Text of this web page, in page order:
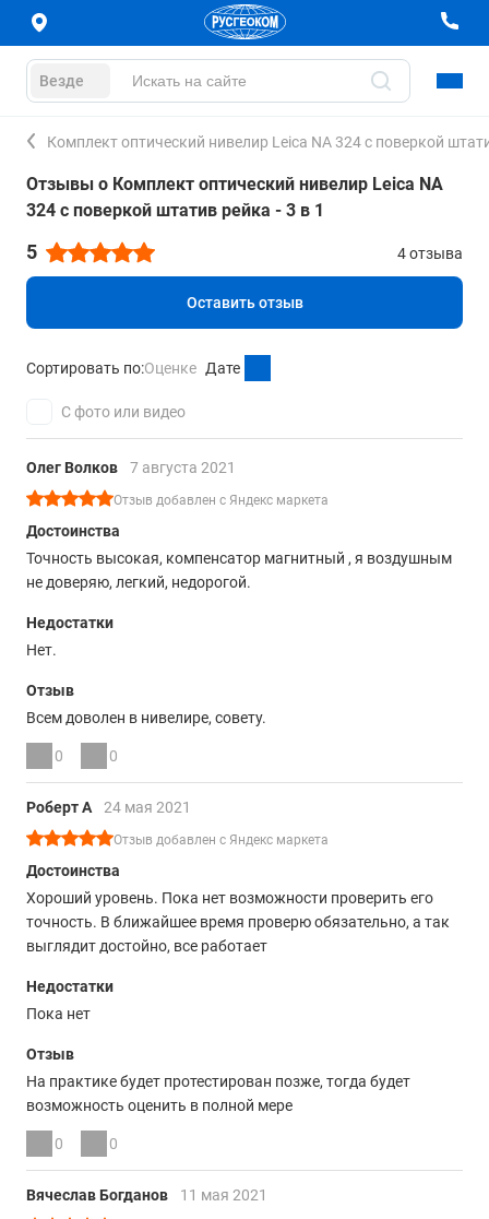
Везде
Комплект оптический нивелир Leica NA 324 с поверкой
Отзывы о Комплект оптический нивелир Leica NA
324 с поверкой штатив рейка - 3 в 1
5 4 отзыва
Оставить отзыв
Сортировать по:Оценке Дате
С фото или видео
Олег Волков 7 августа 2021
Отзыв добавлен с Яндекс маркета
Достоинства
Точность высокая, компенсатор магнитный , я воздушным
не доверяю, легкий, недорогой.
Недостатки
Нет.
Отзыв
Всем доволен в нивелире, совету.
0 0
Роберт А 24 мая 2021
Отзыв добавлен с Яндекс маркета
Достоинства
Хороший уровень. Пока нет возможности проверить его
точность. В ближайшее время проверю обязательно, а так
выглядит достойно, все работает
Недостатки
Пока нет
Отзыв
На практике будет протестирован позже, тогда будет
возможность оценить в полной мере
0 0
Вячеслав Богданов 11 мая 2021